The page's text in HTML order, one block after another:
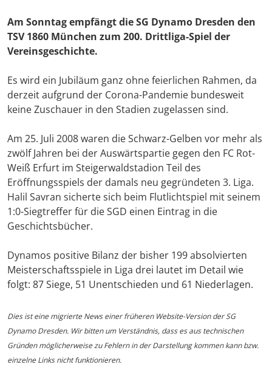
Am Sonntag empfängt die SG Dynamo Dresden den
TSV 1860 München zum 200. Drittliga-Spiel der
Vereinsgeschichte.
Es wird ein Jubiläum ganz ohne feierlichen Rahmen, da
derzeit aufgrund der Corona-Pandemie bundesweit
keine Zuschauer in den Stadien zugelassen sind.
Am 25. Juli 2008 waren die Schwarz-Gelben vor mehr als
zwölf Jahren bei der Auswärtspartie gegen den FC Rot-
Weiß Erfurt im Steigerwaldstadion Teil des
Eröffnungsspiels der damals neu gegründeten 3. Liga.
Halil Savran sicherte sich beim Flutlichtspiel mit seinem
1:0-Siegtreffer für die SGD einen Eintrag in die
Geschichtsbücher.
Dynamos positive Bilanz der bisher 199 absolvierten
Meisterschaftsspiele in Liga drei lautet im Detail wie
folgt: 87 Siege, 51 Unentschieden und 61 Niederlagen.
Dies ist eine migrierte News einer früheren Website-Version der SG
Dynamo Dresden. Wir bitten um Verständnis, dass es aus technischen
Gründen möglicherweise zu Fehlern in der Darstellung kommen kann bzw.
einzelne Links nicht funktionieren.